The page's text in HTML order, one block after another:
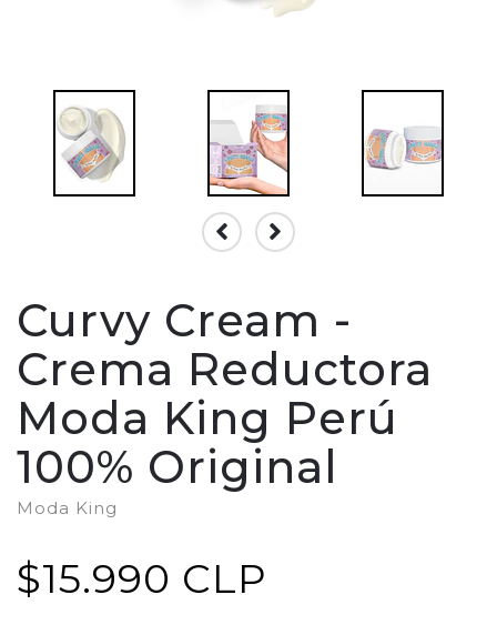
Curvy Cream -
Crema Reductora
Moda King Perú
100% Original
Moda King
$15.990 CLP